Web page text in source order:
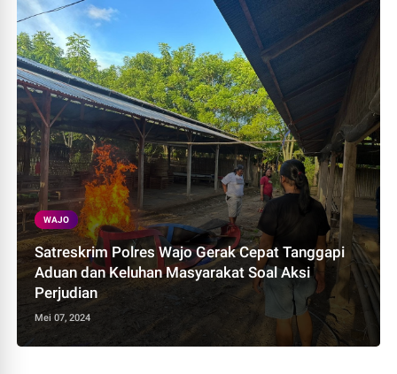
WAJO
Satreskrim Polres Wajo Gerak Cepat Tanggapi
Aduan dan Keluhan Masyarakat Soal Aksi
Perjudian
Mei 07, 2024